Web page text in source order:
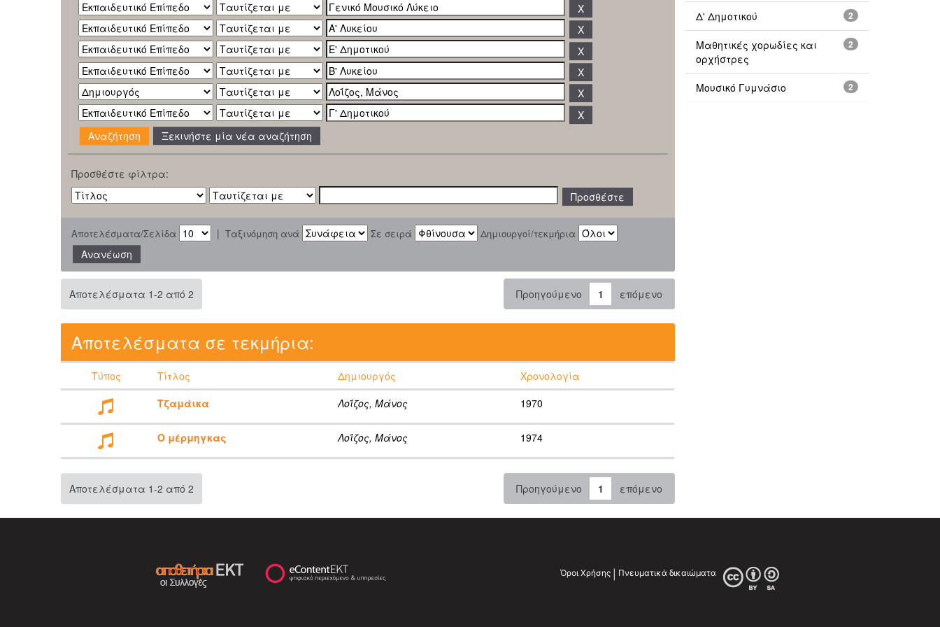
Ξεκινήστε μία νέα αναζήτηση
Προσθέστε φίλτρα:
Αποτελέσματα/Σελίδα | Ταξινόμηση ανά Σε σειρά Δημιουργοί/τεκμήρια
Αποτελέσματα 1-2 από 2 Προηγούμενο 1 επόμενο
Αποτελέσματα σε τεκμήρια:
Τύπος Τίτλος Δημιουργός
Χρονολογία
Τζαμάικα
Λοΐζος, Μάνος 1970
Ο μέρμηγκας Λοΐζος, Μάνος 1974
Αποτελέσματα 1-2 από 2 Προηγούμενο 1 επόμενο
2
Δ' Δημοτικού
2
Μαθητικές χορωδίες και
ορχήστρες
2
Μουσικό Γυμνάσιο